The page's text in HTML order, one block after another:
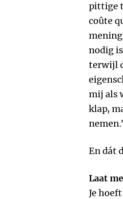
pittige
coûte
nodig
terwijl
mij als
klap,
En dát
Laat
Je